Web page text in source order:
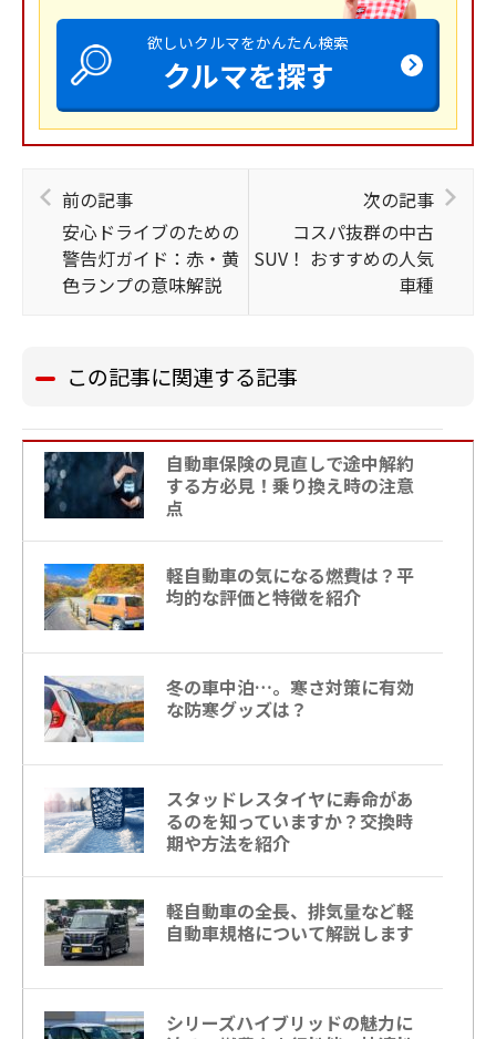
欲しいクルマをかんたん検索
クルマを探す
前の記事
安心ドライブのための
警告灯ガイド：赤・黄
色ランプの意味解説
次の記事
コスパ抜群の中古
SUV！ おすすめの人気
車種
この記事に関連する記事
自動車保険の見直しで途中解約
する方必見！乗り換え時の注意
点
軽自動車の気になる燃費は？平
均的な評価と特徴を紹介
冬の車中泊…。寒さ対策に有効
な防寒グッズは？
スタッドレスタイヤに寿命があ
るのを知っていますか？交換時
期や方法を紹介
軽自動車の全長、排気量など軽
自動車規格について解説します
シリーズハイブリッドの魅力に